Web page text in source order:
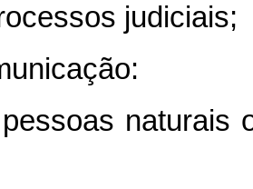
judiciais;
naturais